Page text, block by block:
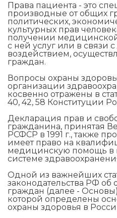
Права пациента - это
производные от общих
политических,
культурных прав
получении
с ней услуг или в
воздействием,
граждан.
Вопросы охраны
организации
косвенно отражены в
40, 42, 58 Конституции
Декларация прав и
гражданина, принятая
РСФСР в 1991 г., также
имеет право на
медицинскую помощь в
системе
Одной из важнейших
законодательства РФ об
граждан (далее - Основы)
которой определены
охраны здоровья в